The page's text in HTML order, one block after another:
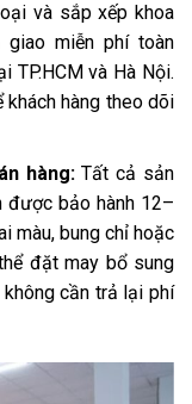
và sắp xếp khoa
giao miễn phí toàn
TP.HCM và Hà Nội.
hàng theo dõi
hàng:Tất cả sản
được bảo hành 12–
màu, bung chỉ hoặc
đặt may bổ sung
cần trả lại phí